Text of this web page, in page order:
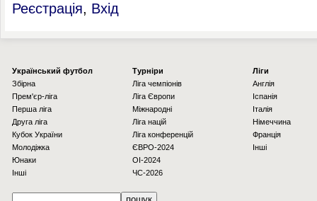
Реєстрація, Вхід
Українcький футбол
Збірна
Прем'єр-ліга
Перша ліга
Друга ліга
Кубок України
Молодіжка
Юнаки
Інші
Турніри
Ліга чемпіонів
Ліга Європи
Міжнародні
Ліга націй
Ліга конференцій
ЄВРО-2024
OI-2024
ЧС-2026
Ліги
Англія
Іспанія
Італія
Німеччина
Франція
Інші